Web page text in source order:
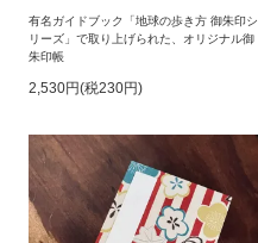
有名ガイドブック「地球の歩き方 御朱印シ
リーズ」で取り上げられた、オリジナル御
朱印帳
2,530円(税230円)